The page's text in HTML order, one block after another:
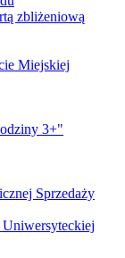
zbliżeniową
Miejskiej
3+"
Sprzedaży
Uniwersyteckiej